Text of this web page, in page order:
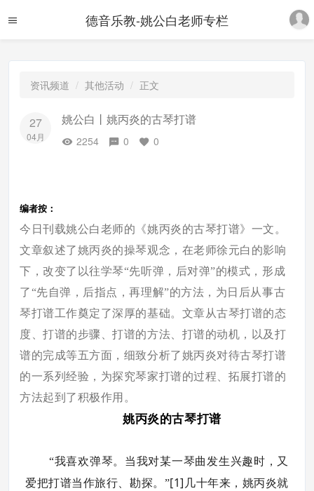
德音乐教-姚公白老师专栏
资讯频道 其他活动 正文
27
04月
姚公白丨姚丙炎的古琴打谱
2254 0 0
编者按：
今日刊载姚公白老师的《姚丙炎的古琴打谱》一文。
文章叙述了姚丙炎的操琴观念，在老师徐元白的影响
下，改变了以往学琴“先听弹，后对弹”的模式，形成
了“先自弹，后指点，再理解”的方法，为日后从事古
琴打谱工作奠定了深厚的基础。 文章从古琴打谱的态
度、打谱的步骤、打谱的方法、打谱的动机，以及打
谱的完成等五方面，细致分析了姚丙炎对待古琴打谱
的一系列经验，为探究琴家打谱的过程、拓展打谱的
方法起到了积极作用。
姚丙炎的古琴打谱
“我喜欢弹琴。当我对某一琴曲发生兴趣时，又
爱把打谱当作旅行、勘探。”[1] 几十年来，姚丙炎就